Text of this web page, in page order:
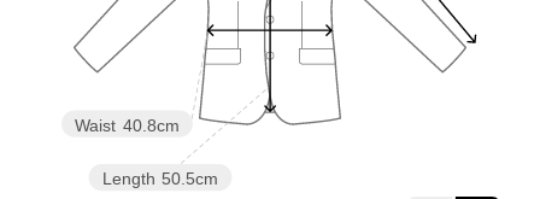
Length 50.5cm
Waist 40.8cm